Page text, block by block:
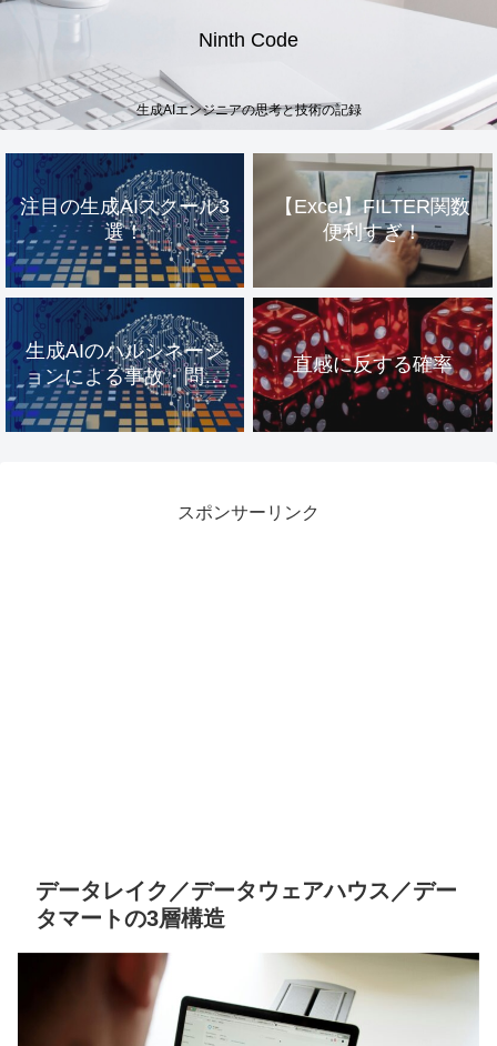
Ninth Code
生成AIエンジニアの思考と技術の記録
注目の生成AIスクール3
選！
【Excel】FILTER関数
便利すぎ！
生成AIのハルシネーシ
ョンによる事故・問題
事例
直感に反する確率
スポンサーリンク
データレイク／データウェアハウス／デー
タマートの3層構造